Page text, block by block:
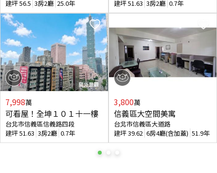
建坪56.5 3房2廳 25.0年
7,998萬
可看屋！全坤１０１十一樓
台北市信義區信義路四段
建坪51.63 3房2廳 0.7年
建坪51.63 3房2廳 0.7年
3,800萬
信義區大空間美寓
台北市信義區大道路
建坪39.62 6房4廳(含加蓋) 51.9年